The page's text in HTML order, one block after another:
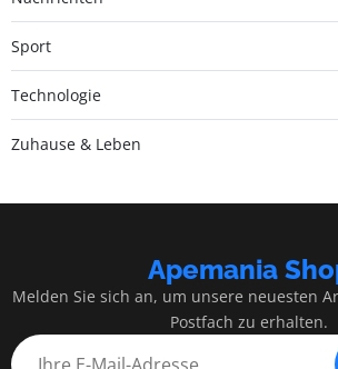
Sport
Technologie
Zuhause & Leben
Apemania
Melden Sie sich an, um unsere neuesten
Postfach zu erhalten.